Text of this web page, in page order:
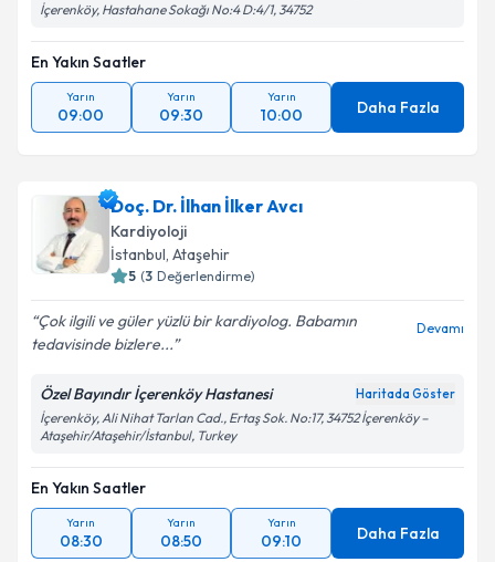
İçerenköy, Hastahane Sokağı No:4 D:4/1, 34752
En Yakın Saatler
Yarın
09:00
Yarın
09:30
Yarın
10:00 Daha Fazla
Doç. Dr. İlhan İlker Avcı
Kardiyoloji
İstanbul, Ataşehir
5 (3 Değerlendirme)
Çok ilgili ve güler yüzlü bir kardiyolog. Babamın
tedavisinde bizlere...
Devamı
Özel Bayındır İçerenköy Hastanesi Haritada Göster
İçerenköy, Ali Nihat Tarlan Cad., Ertaş Sok. No:17, 34752 İçerenköy –
Ataşehir/Ataşehir/İstanbul, Turkey
En Yakın Saatler
Yarın
08:30
Yarın
08:50
Yarın
09:10 Daha Fazla